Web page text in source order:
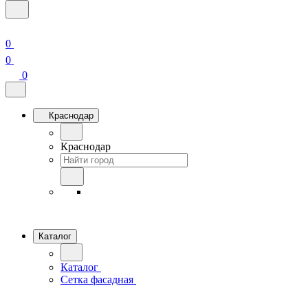
0
0
0
Краснодар
Краснодар
Каталог
Каталог
Сетка фасадная